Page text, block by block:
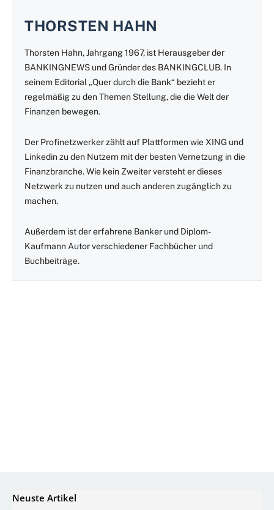
THORSTEN HAHN
Thorsten Hahn, Jahrgang 1967, ist Herausgeber der
BANKINGNEWS und Gründer des BANKINGCLUB. In
seinem Editorial „Quer durch die Bank“ bezieht er
regelmäßig zu den Themen Stellung, die die Welt der
Finanzen bewegen.
Der Profinetzwerker zählt auf Plattformen wie XING und
Linkedin zu den Nutzern mit der besten Vernetzung in die
Finanzbranche. Wie kein Zweiter versteht er dieses
Netzwerk zu nutzen und auch anderen zugänglich zu
machen.
Außerdem ist der erfahrene Banker und Diplom-
Kaufmann Autor verschiedener Fachbücher und
Buchbeiträge.
Neuste Artikel